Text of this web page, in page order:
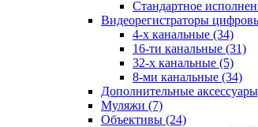
Стандартное
Видеорегистраторы
4-х канальные (34)
16-ти канальные (31)
32-х канальные (5)
8-ми канальные (34)
Дополнительные
Муляжи (7)
Объективы (24)